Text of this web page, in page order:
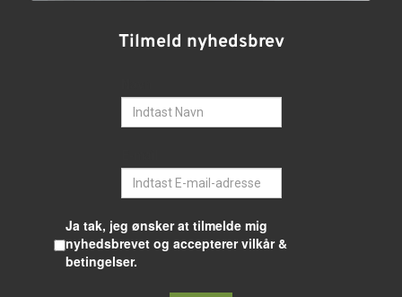
Tilmeld nyhedsbrev
Ja tak, jeg ønsker at tilmelde mig
nyhedsbrevet og accepterer vilkår &
betingelser.